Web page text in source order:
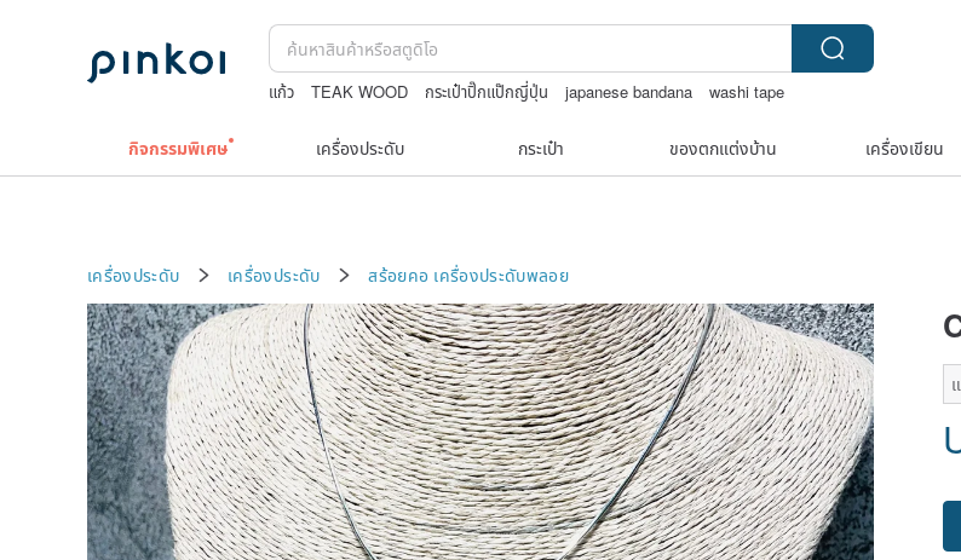
แก้ว TEAK WOOD กระเป๋าปิ๊กแป๊กญี่ปุ่น japanese bandana
washi tape
กิจกรรมพิเศษ เครื่องประดับ กระเป๋า ของตกแต่งบ้าน เครื่องเขียน
เครื่องประดับ เครื่องประดับ สร้อยคอ เครื่องประดับพลอย